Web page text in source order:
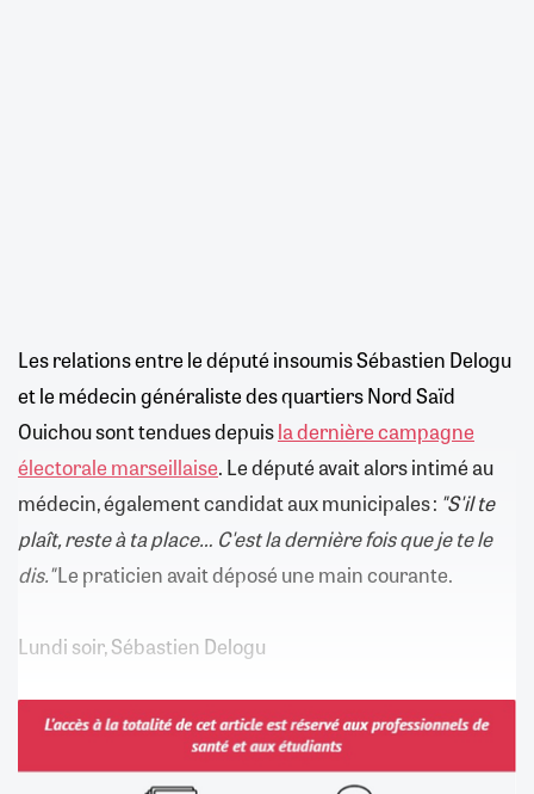
Les relations entre le député insoumis Sébastien Delogu
et le médecin généraliste des quartiers Nord Saïd
Ouichou sont tendues depuisla dernière campagne
électorale marseillaise. Le député avait alors intimé au
médecin, également candidat aux municipales : "S'il te
plaît, reste à ta place… C'est la dernière fois que je te le
dis."Le praticien avait déposé une main courante.
Lundi soir, Sébastien Delogu